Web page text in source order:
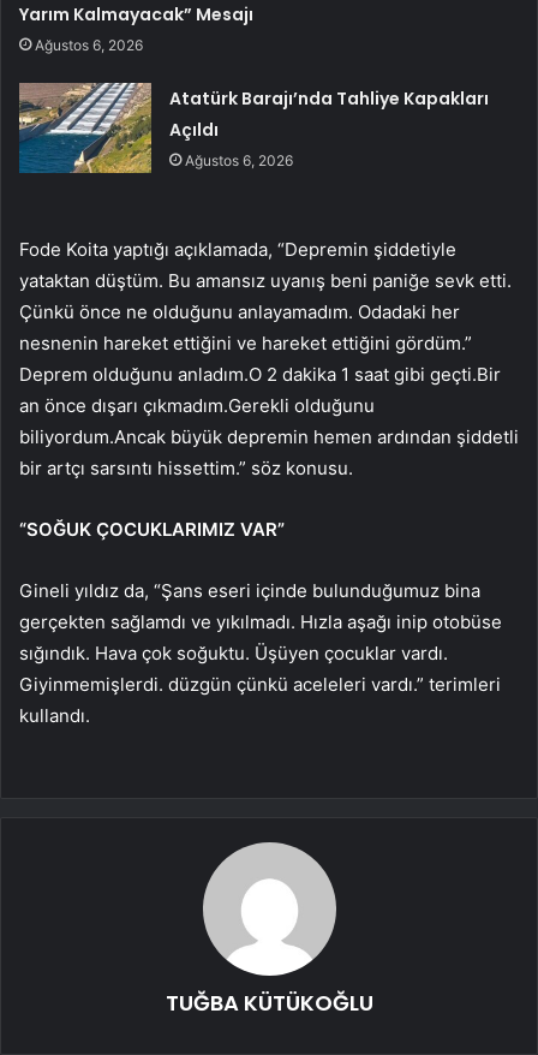
Yarım Kalmayacak” Mesajı
Ağustos 6, 2026
Atatürk Barajı’nda Tahliye Kapakları
Açıldı
Ağustos 6, 2026
Fode Koita yaptığı açıklamada, “Depremin şiddetiyle
yataktan düştüm. Bu amansız uyanış beni paniğe sevk etti.
Çünkü önce ne olduğunu anlayamadım. Odadaki her
nesnenin hareket ettiğini ve hareket ettiğini gördüm.”
Deprem olduğunu anladım.O 2 dakika 1 saat gibi geçti.Bir
an önce dışarı çıkmadım.Gerekli olduğunu
biliyordum.Ancak büyük depremin hemen ardından şiddetli
bir artçı sarsıntı hissettim.” söz konusu.
“SOĞUK ÇOCUKLARIMIZ VAR”
Gineli yıldız da, “Şans eseri içinde bulunduğumuz bina
gerçekten sağlamdı ve yıkılmadı. Hızla aşağı inip otobüse
sığındık. Hava çok soğuktu. Üşüyen çocuklar vardı.
Giyinmemişlerdi. düzgün çünkü aceleleri vardı.” terimleri
kullandı.
TUĞBA KÜTÜKOĞLU